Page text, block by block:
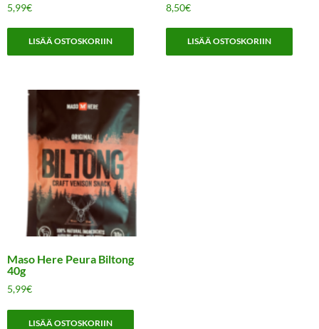
5,99€
LISÄÄ OSTOSKORIIN
8,50€
LISÄÄ OSTOSKORIIN
Maso Here Peura Biltong
40g
5,99€
LISÄÄ OSTOSKORIIN